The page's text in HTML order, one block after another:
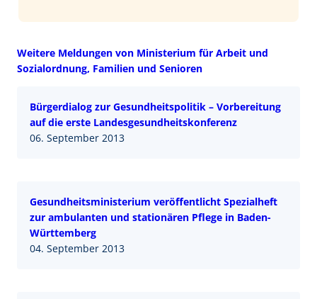
Weitere Meldungen von Ministerium für Arbeit und
Sozialordnung, Familien und Senioren
Bürgerdialog zur Gesundheitspolitik – Vorbereitung
auf die erste Landesgesundheitskonferenz
06. September 2013
Gesundheitsministerium veröffentlicht Spezialheft
zur ambulanten und stationären Pflege in Baden-
Württemberg
04. September 2013